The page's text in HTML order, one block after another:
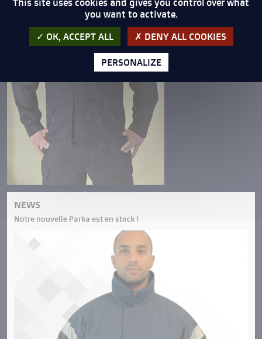
NEWS
Notre nouvelle Parka est en stock !
you want to activate.
OK, ACCEPT ALL
DENY ALL COOKIES
PERSONALIZE